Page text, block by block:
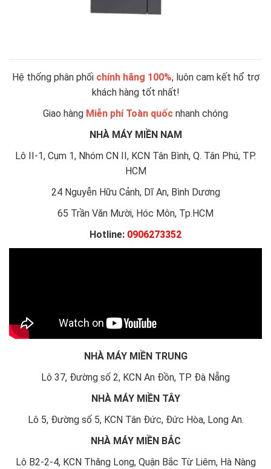
Hệ thống phân phối chính hãng 100%, luôn cam kết hổ trợ
khách hàng tốt nhất!
Giao hàng Miễn phí Toàn quốc nhanh chóng
NHÀ MÁY MIỀN NAM
Lô II-1, Cụm 1, Nhóm CN II, KCN Tân Bình, Q. Tân Phú, TP.
HCM
24 Nguyễn Hữu Cảnh, Dĩ An, Bình Dương
65 Trần Văn Mười, Hóc Môn, Tp.HCM
Hotline: 0906273352
NHÀ MÁY MIỀN TRUNG
Lô 37, Đường số 2, KCN An Đồn, TP. Đà Nẵng
NHÀ MÁY MIỀN TÂY
Lô 5, Đường số 5, KCN Tân Đức, Đức Hòa, Long An.
NHÀ MÁY MIỀN BẮC
Lô B2-2-4, KCN Thăng Long, Quận Bắc Từ Liêm, Hà Nàng